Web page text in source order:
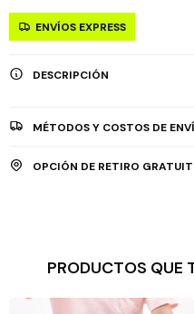
ENVÍOS EXPRESS
DESCRIPCIÓN
MÉTODOS Y COSTOS DE
OPCIÓN DE RETIRO
PRODUCTOS QUE